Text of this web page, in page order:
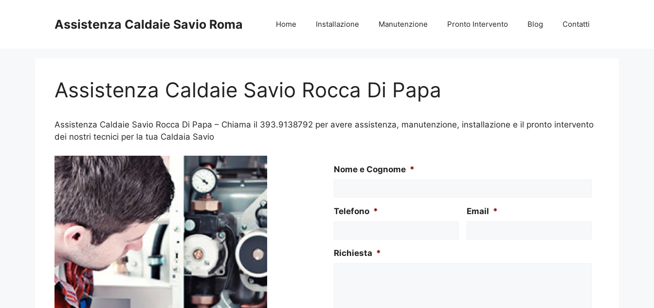
Assistenza Caldaie Savio Roma Home Installazione Manutenzione Pronto Intervento Blog Contatti
Assistenza Caldaie Savio Rocca Di Papa
Assistenza Caldaie Savio Rocca Di Papa – Chiama il 393.9138792 per avere assistenza, manutenzione, installazione e il pronto intervento
dei nostri tecnici per la tua Caldaia Savio
Nome e Cognome *
Telefono * Email *
Richiesta *